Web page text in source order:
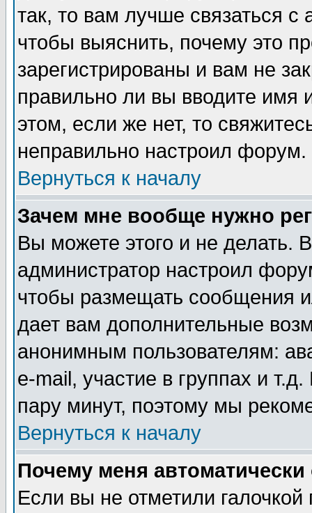
так, то вам лучше связаться
чтобы выяснить, почему это
зарегистрированы и вам не
правильно ли вы вводите
этом, если же нет, то
неправильно настроил форум.
Вернуться к началу
Зачем мне вообще нужно
Вы можете этого и не делать.
администратор настроил
чтобы размещать сообщения
дает вам дополнительные
анонимным пользователям:
e-mail, участие в группах и
пару минут, поэтому мы
Вернуться к началу
Почему меня автоматически
Если вы не отметили галочкой